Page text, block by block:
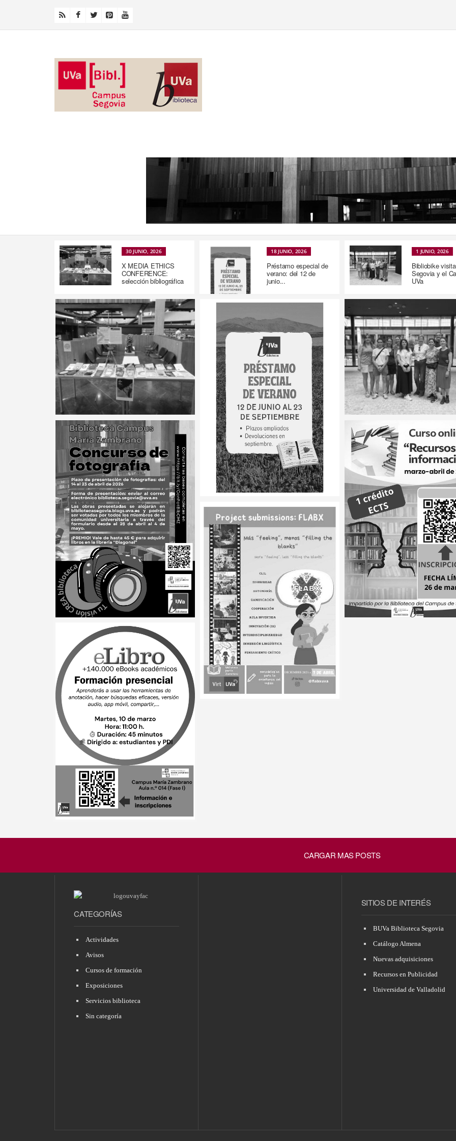
30 JUNIO, 2026
X MEDIA ETHICS
CONFERENCE:
selección bibliográfica
18 JUNIO, 2026
Préstamo especial de
verano: del 12 de
junio...
1 JUNIO, 2026
Bibliobike visita
Segovia y el
UVa
30 JUNIO, 2026 •X
MEDIA ETHICS
CONFERENCE:
selección bibliográfica
18 JUNIO, 2026 •
Préstamo especial de
verano: del 12 de junio
al 23 de septiembre
1 JUNIO, 2026 •
Segovia y el Campus
UVa
13 ABRIL, 2026 •
CONCURSO DE
FOTOGRAFÍA «Tu
visión crea biblioteca»
17 MARZO, 2026 •
Formación eLibro
CARGAR MAS POSTS
CATEGORÍAS
Actividades
Avisos
Cursos de formación
Exposiciones
Servicios biblioteca
Sin categoría
SITIOS DE INTERÉS
BUVa Biblioteca Segovia
Catálogo Almena
Nuevas adquisiciones
Recursos en Publicidad
Universidad de Valladolid